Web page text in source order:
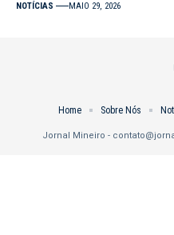
NOTÍCIAS MAIO 29, 2026
Jornal Mineiro -
Home Sobre Nós